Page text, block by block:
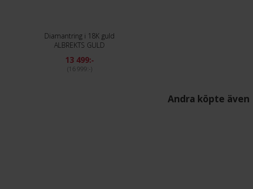
Diamantring i 18K guld
ALBREKTS GULD
13 499:-
16 999:-
Andra köpte även